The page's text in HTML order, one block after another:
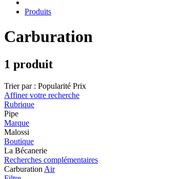
Produits
Carburation
1 produit
Trier par : Popularité Prix
Affiner votre recherche
Rubrique
Pipe
Marque
Malossi
Boutique
La Bécanerie
Recherches complémentaires
Carburation Air